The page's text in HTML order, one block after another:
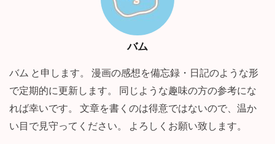
バム
バム と申します。 漫画の感想を備忘録・日記のような形
で定期的に更新します。 同じような趣味の方の参考にな
れば幸いです。 文章を書くのは得意ではないので、温か
い目で見守ってください。 よろしくお願い致します。